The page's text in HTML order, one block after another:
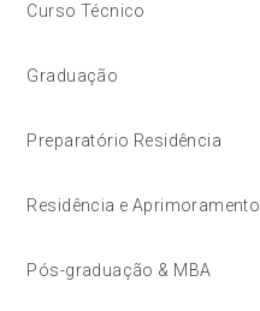
Curso Técnico
Graduação
Preparatório Residência
Residência e Aprimoramento
Pós-graduação & MBA